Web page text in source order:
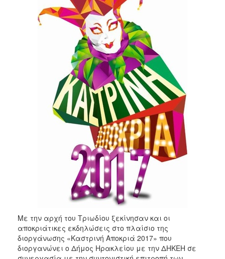
Με την αρχή του Τριωδίου ξεκίνησαν και οι
αποκριάτικες εκδηλώσεις στο πλαίσιο της
διοργάνωσης «Καστρινή Αποκριά 2017» που
διοργανώνει ο Δήμος Ηρακλείου με την ΔΗΚΕΗ σε